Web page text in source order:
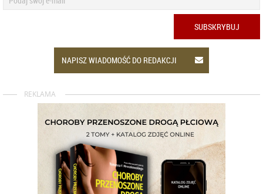
SUBSKRYBUJ
NAPISZ WIADOMOŚĆ DO REDAKCJI
REKLAMA